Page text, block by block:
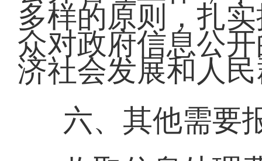
多样的原则，扎
众对政府信息公
济社会发展和人
六、其他需要